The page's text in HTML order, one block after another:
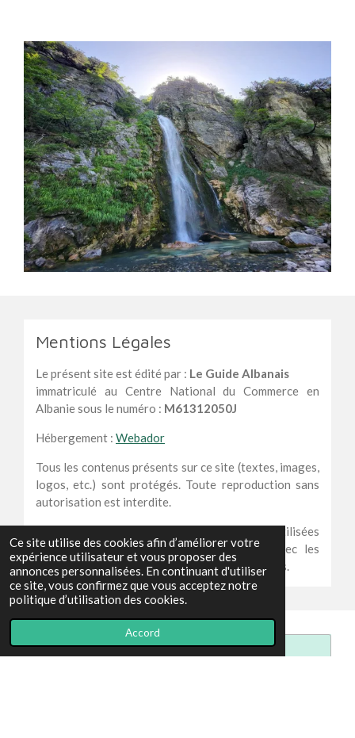
Ce site utilise des cookies afin d’améliorer votre
expérience utilisateur et vous proposer des
annonces personnalisées. En continuant d'utiliser
ce site, vous confirmez que vous acceptez notre
politique d’utilisation des cookies.
Accord
Mentions Légales
Le présent site est édité par : Le Guide Albanais
immatriculé au Centre National du Commerce en
Albaniesous le numéro : M61312050J
Hébergement : Webador
Tous les contenus présents sur ce site (textes, images,
logos, etc.) sont protégés. Toute reproduction sans
autorisation est interdite.
Les informations collectées via le site sont utilisées
uniquement dans le cadre des échanges avec les
utilisateurs et ne sont pas transmises à des tiers.